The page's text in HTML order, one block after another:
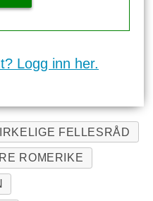
Logg inn her.
FELLESRÅD
ROMERIKE